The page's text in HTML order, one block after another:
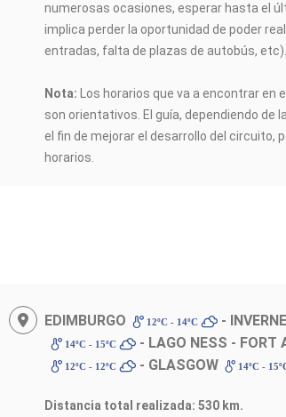
numerosas ocasiones, esperar hasta el
implica perder la oportunidad de poder
entradas, falta de plazas de autobús, etc).
Nota: Los horarios que va a encontrar en
son orientativos. El guía, dependiendo de
el fin de mejorar el desarrollo del circuito,
horarios.
EDIMBURGO 12ºC - 14ºC -
14ºC - 15ºC - LAGO NESS - FORT
12ºC - 12ºC - GLASGOW 14ºC -
Distancia total realizada: 530 km.